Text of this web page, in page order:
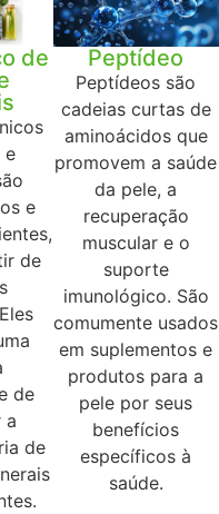
de
e
e
de
de
a
de
Peptídeo
Peptídeos são
cadeias curtas de
aminoácidos que
promovem a saúde
da pele, a
recuperação
muscular e o
suporte
imunológico. São
comumente usados
​​em suplementos e
produtos para a
pele por seus
benefícios
específicos à
saúde.